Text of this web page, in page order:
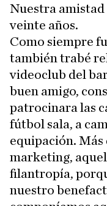
Nuestra amistad
veinte años.
Como siempre
también trabé
videoclub del
buen amigo,
patrocinara las
fútbol sala, a
equipación.
marketing,
filantropía,
nuestro